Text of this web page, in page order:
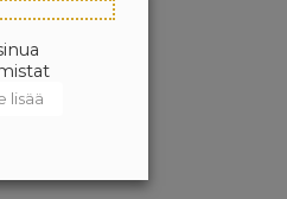
lisää